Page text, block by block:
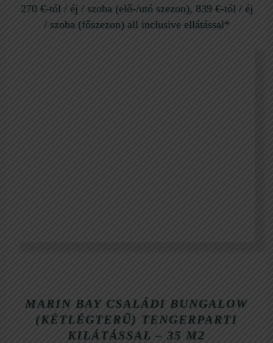
270 €-tól / éj / szoba (elő-/utó szezon), 839 €-tól / éj
/ szoba (főszezon) all inclusive ellátással*
MARIN BAY CSALÁDI BUNGALOW
(KÉTLÉGTERŰ) TENGERPARTI
KILÁTÁSSAL – 35 M2